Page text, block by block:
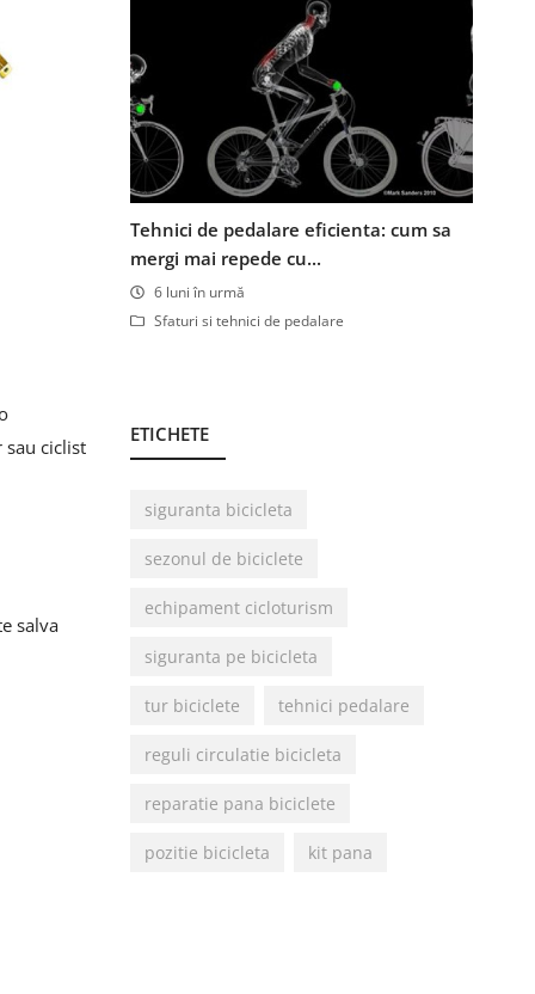
sau ciclist
salva
Tehnici de pedalare eficienta: cum sa
mergi mai repede cu...
6 luni în urmă
Sfaturi si tehnici de pedalare
ETICHETE
siguranta bicicleta
sezonul de biciclete
echipament cicloturism
siguranta pe bicicleta
tur biciclete tehnici pedalare
reguli circulatie bicicleta
reparatie pana biciclete
pozitie bicicleta kit pana